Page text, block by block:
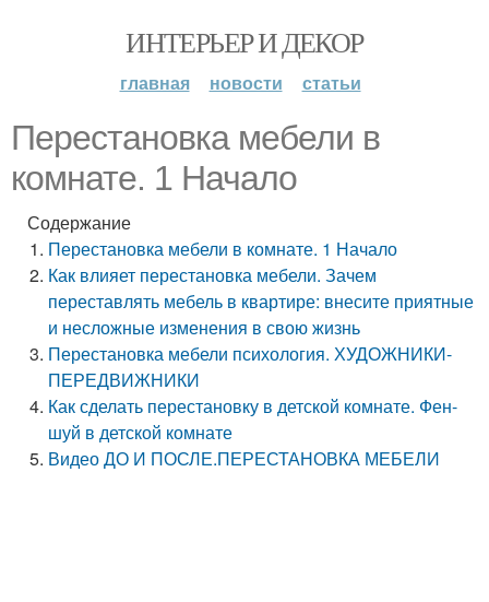
ИНТЕРЬЕР И ДЕКОР
главная новости статьи
Перестановка мебели в
комнате. 1 Начало
Содержание
Перестановка мебели в комнате. 1 Начало
Как влияет перестановка мебели. Зачем
переставлять мебель в квартире: внесите приятные
и несложные изменения в свою жизнь
Перестановка мебели психология. ХУДОЖНИКИ-
ПЕРЕДВИЖНИКИ
Как сделать перестановку в детской комнате. Фен-
шуй в детской комнате
Видео ДО И ПОСЛЕ.ПЕРЕСТАНОВКА МЕБЕЛИ